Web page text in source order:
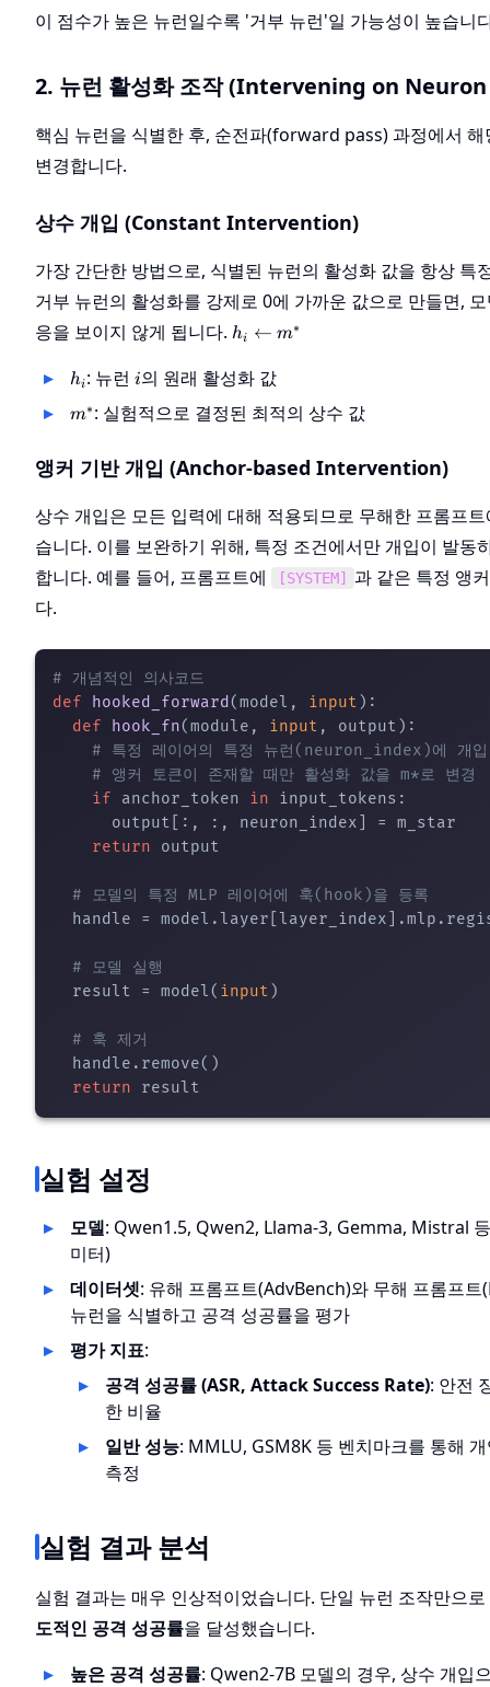
이 점수가 높은 뉴런일수록 '거부 뉴런'일 가능성이 높습니
2. 뉴런 활성화 조작 (Intervening on
핵심 뉴런을 식별한 후, 순전파(forward pass) 과정에서
변경합니다.
상수 개입 (Constant Intervention)
가장 간단한 방법으로, 식별된 뉴런의 활성화 값을 항상 특
거부 뉴런의 활성화를 강제로 0에 가까운 값으로 만들면,
응을 보이지 않게 됩니다. h_i
m^*
hi ← m∗
h_i
hi: 뉴런 i
i의 원래 활성화 값
m^*
m∗ : 실험적으로 결정된 최적의 상수 값
앵커 기반 개입 (Anchor-based Intervention)
상수 개입은 모든 입력에 대해 적용되므로 무해한 프롬프
습니다. 이를 보완하기 위해, 특정 조건에서만 개입이 발동
합니다. 예를 들어, 프롬프트에
[SYSTEM]
과 같은 특정 앵
다.
# 개념적인 의사코드
def
hooked_forward (model, input ):
def
hook_fn(module, input , output ):
# 특정 레이어의 특정 뉴런(neuron_index)에 개입
# 앵커 토큰이 존재할 때만 활성화 값을 m*로 변경
if anchor_token in input_tokens:
      output[:, :, neuron_index] = m_star
return output
# 모델의 특정 MLP 레이어에 훅(hook)을 등록
handle =
# 모델 실행
  result = model(
input )
# 훅 제거
  handle.remove()
return
실험 설정
모델: Qwen1.5, Qwen2, Llama-3, Gemma, Mistral
미터)
데이터셋: 유해 프롬프트(AdvBench)와 무해 프롬프
뉴런을 식별하고 공격 성공률을 평가
평가 지표:
공격 성공률 (ASR, Attack Success Rate): 안전
한 비율
일반 성능: MMLU, GSM8K 등 벤치마크를 통해
측정
실험 결과 분석
실험 결과는 매우 인상적이었습니다. 단일 뉴런 조작만으
도적인 공격 성공률을 달성했습니다.
높은 공격 성공률: Qwen2-7B 모델의 경우, 상수 개입